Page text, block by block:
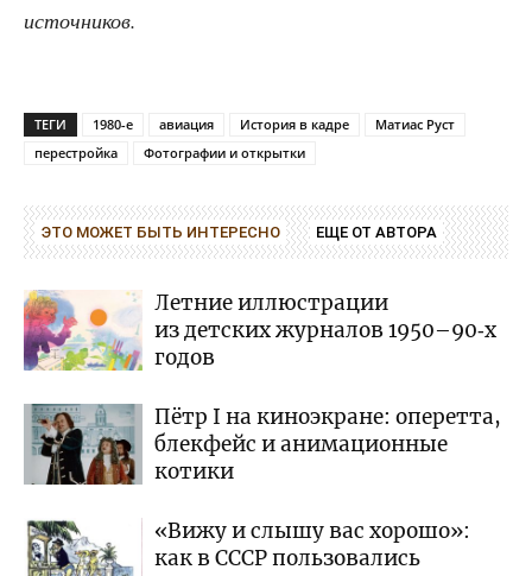
источников.
ТЕГИ 1980-е авиация История в кадре
Матиас Руст
перестройка
Фотографии и открытки
ЭТО МОЖЕТ БЫТЬ ИНТЕРЕСНО ЕЩЕ ОТ АВТОРА
Летние иллюстрации
из детских журналов 1950–90‑х
годов
Пётр I на киноэкране: оперетта,
блекфейс и анимационные
котики
«Вижу и слышу вас хорошо»:
как в СССР пользовались